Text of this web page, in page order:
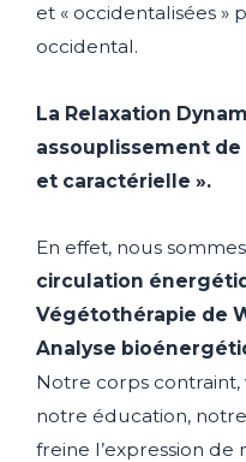
et « occidentalisées »
occidental.
La Relaxation
assouplissement de
et caractérielle ».
En effet, nous
circulation
Végétothérapie de
Analyse
Notre corps
notre éducation,
freine l’expression de